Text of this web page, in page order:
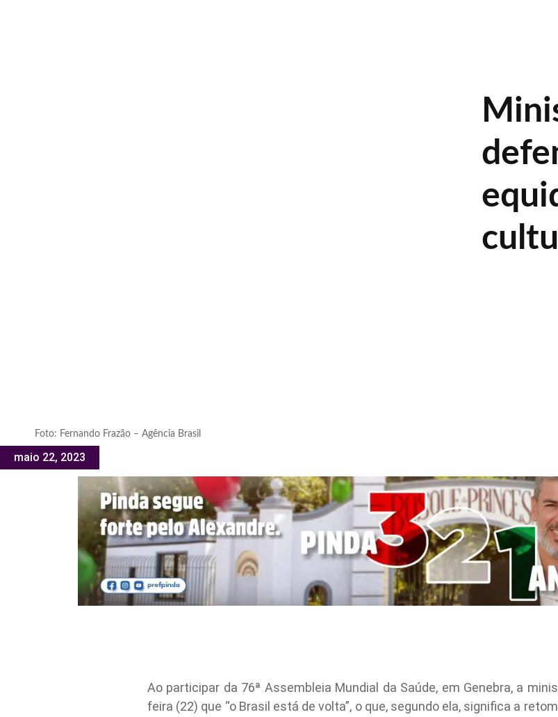
Foto: Fernando Frazão – Agência Brasil
maio 22, 2023
Ao participar da 76ª Assembleia Mundial da Saúde, em Genebra, a
feira (22) que “o Brasil está de volta”, o que, segundo ela, significa a